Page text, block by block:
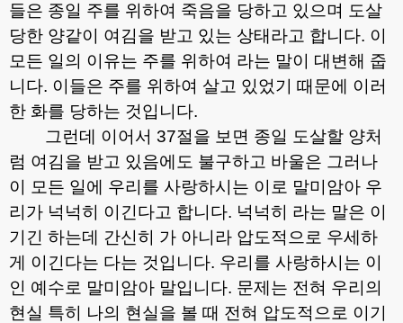
들은 종일 주를 위하여 죽음을 당하고 있으며 도살
당한 양같이 여김을 받고 있는 상태라고 합니다. 이
모든 일의 이유는 주를 위하여 라는 말이 대변해 줍
니다. 이들은 주를 위하여 살고 있었기 때문에 이러
한 화를 당하는 것입니다.
그런데 이어서 37절을 보면 종일 도살할 양처
럼 여김을 받고 있음에도 불구하고 바울은 그러나
이 모든 일에 우리를 사랑하시는 이로 말미암아 우
리가 넉넉히 이긴다고 합니다. 넉넉히 라는 말은 이
기긴 하는데 간신히 가 아니라 압도적으로 우세하
게 이긴다는 다는 것입니다. 우리를 사랑하시는 이
인 예수로 말미암아 말입니다. 문제는 전혀 우리의
현실 특히 나의 현실을 볼 때 전혀 압도적으로 이기